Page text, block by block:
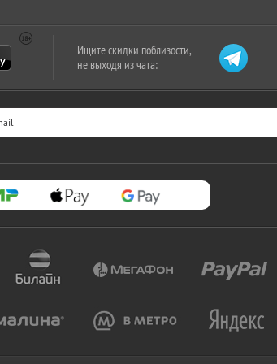
Ищите скидки поблизости,
не выходя из чата: